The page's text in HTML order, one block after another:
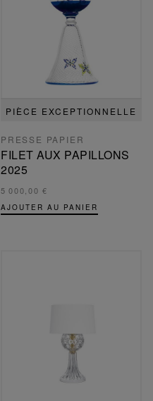
PIÈCE EXCEPTIONNELLE
PRESSE PAPIER
FILET AUX PAPILLONS
2025
5 000,00 €
AJOUTER AU PANIER